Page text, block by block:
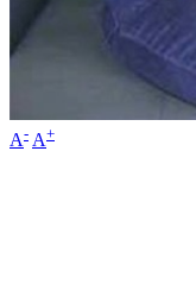
A- A+